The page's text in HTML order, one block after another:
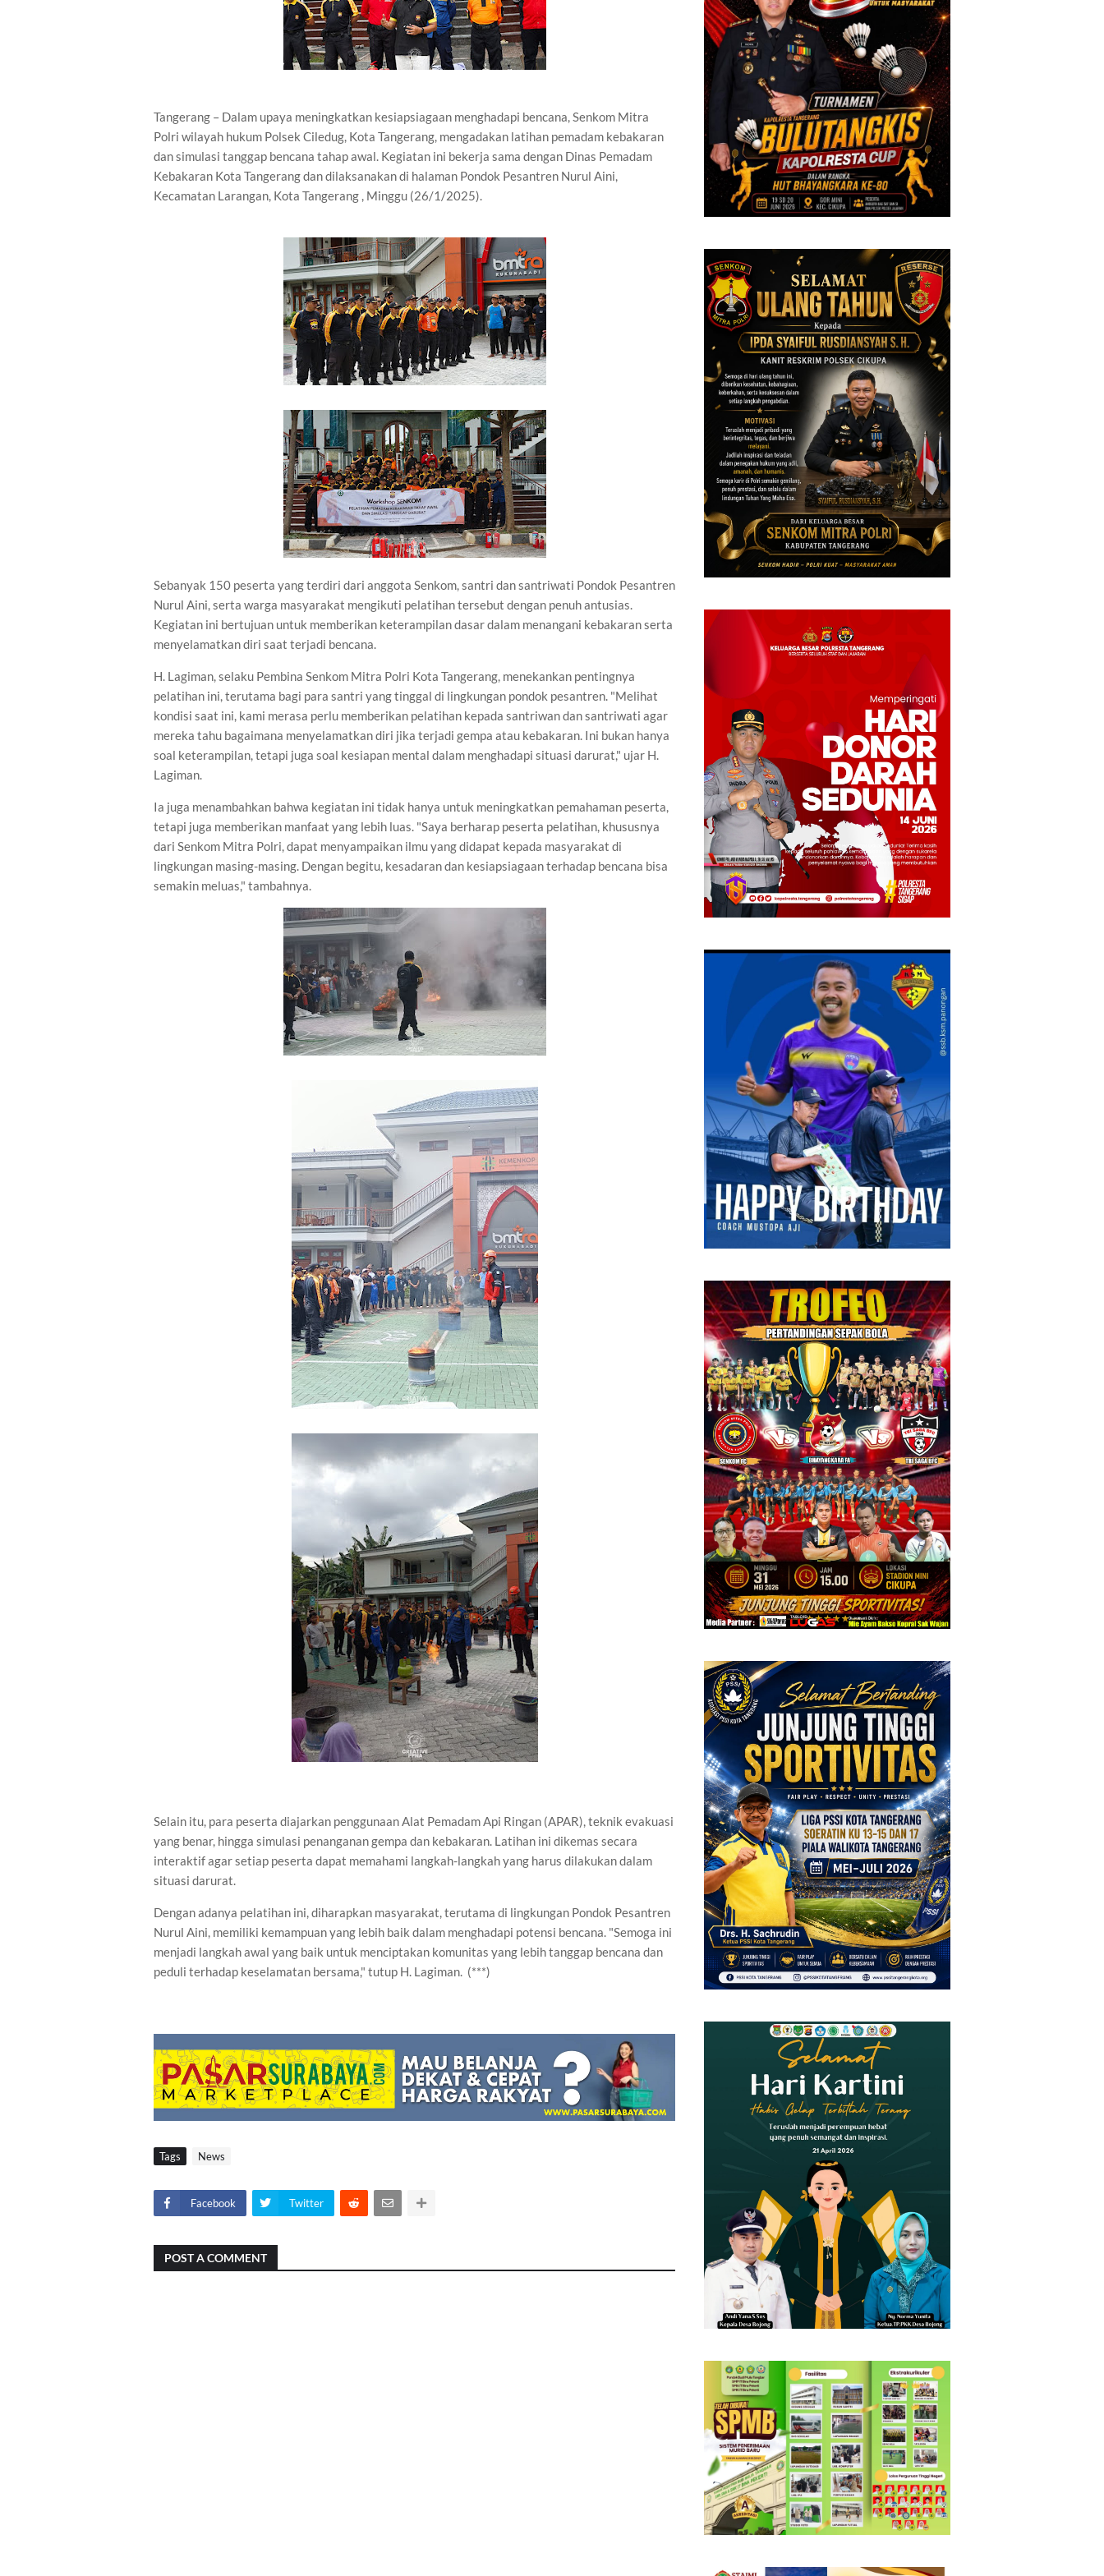
Tangerang – Dalam upaya meningkatkan kesiapsiagaan menghadapi bencana, Senkom Mitra
Polri wilayah hukum Polsek Ciledug, Kota Tangerang, mengadakan latihan pemadam kebakaran
dan simulasi tanggap bencana tahap awal. Kegiatan ini bekerja sama dengan Dinas Pemadam
Kebakaran Kota Tangerang dan dilaksanakan di halaman Pondok Pesantren Nurul Aini,
Kecamatan Larangan, Kota Tangerang , Minggu (26/1/2025).
Sebanyak 150 peserta yang terdiri dari anggota Senkom, santri dan santriwati Pondok Pesantren
Nurul Aini, serta warga masyarakat mengikuti pelatihan tersebut dengan penuh antusias.
Kegiatan ini bertujuan untuk memberikan keterampilan dasar dalam menangani kebakaran serta
menyelamatkan diri saat terjadi bencana.
H. Lagiman, selaku Pembina Senkom Mitra Polri Kota Tangerang, menekankan pentingnya
pelatihan ini, terutama bagi para santri yang tinggal di lingkungan pondok pesantren. "Melihat
kondisi saat ini, kami merasa perlu memberikan pelatihan kepada santriwan dan santriwati agar
mereka tahu bagaimana menyelamatkan diri jika terjadi gempa atau kebakaran. Ini bukan hanya
soal keterampilan, tetapi juga soal kesiapan mental dalam menghadapi situasi darurat," ujar H.
Lagiman.
Ia juga menambahkan bahwa kegiatan ini tidak hanya untuk meningkatkan pemahaman peserta,
tetapi juga memberikan manfaat yang lebih luas. "Saya berharap peserta pelatihan, khususnya
dari Senkom Mitra Polri, dapat menyampaikan ilmu yang didapat kepada masyarakat di
lingkungan masing-masing. Dengan begitu, kesadaran dan kesiapsiagaan terhadap bencana bisa
semakin meluas," tambahnya.
Selain itu, para peserta diajarkan penggunaan Alat Pemadam Api Ringan (APAR), teknik evakuasi
yang benar, hingga simulasi penanganan gempa dan kebakaran. Latihan ini dikemas secara
interaktif agar setiap peserta dapat memahami langkah-langkah yang harus dilakukan dalam
situasi darurat.
Dengan adanya pelatihan ini, diharapkan masyarakat, terutama di lingkungan Pondok Pesantren
Nurul Aini, memiliki kemampuan yang lebih baik dalam menghadapi potensi bencana. "Semoga ini
menjadi langkah awal yang baik untuk menciptakan komunitas yang lebih tanggap bencana dan
peduli terhadap keselamatan bersama," tutup H. Lagiman. (***)
Tags News
Facebook Twitter
POST A COMMENT